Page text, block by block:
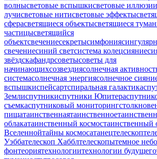
волнысветовые вспышкисветовые иллюзии
лучисветовые нитисветовые эффекты
сферасветящиеся объектысветящиеся
частицысветящийся
объектсвечениесекретысимфония
свечениесиний светсистема колецсияние
звёздскафандрсоветысоветы для
начинающихсозвездиясолнечная
системасолнечная энергиясолнечное
вспышкиспейсартспиральная галактика
Землиспутникиспутники Юпитера
съемкаспутниковый мониторинг
пищатаинственнаятаинственное
облакатаинственный космостаинственный
Вселеннойтайны космосатанецтелескоп
Уэббателескоп Хабблтелескопытемное небо
фонтеориятехнологиитехнологии будущего